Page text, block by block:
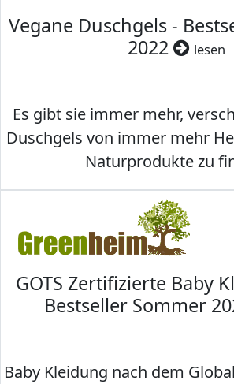
Vegane Duschgels -
2022
lesen
Es gibt sie immer mehr,
Duschgels von immer mehr
Naturprodukte zu
GOTS Zertifizierte Baby
Bestseller Sommer
Baby Kleidung nach dem